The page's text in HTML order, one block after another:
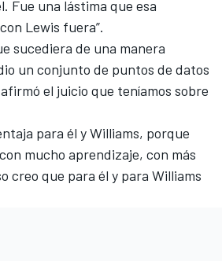
Fue una lástima que esa
Lewis fuera”.
sucediera de una manera
un conjunto de puntos de datos
el juicio que teníamos sobre
para él yWilliams, porque
mucho aprendizaje, con más
creo que para él y para Williams